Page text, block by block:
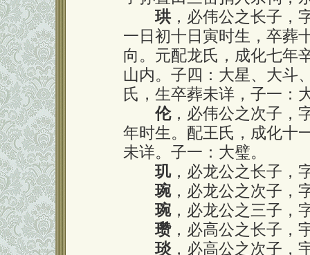
珙，必伟公之长子，
一日初十日寅时生，卒葬
向。元配龙氏，成化七年
山内。子四：大星、大斗
氏，生卒葬未详，子一：
伦，必伟公之次子，
年时生。配王氏，成化十
未详。子一：大璧。
玑，必龙公之长子，
琬，必龙公之次子，
琬，必龙公之三子，
瓒，必高公之长子，
琰，必高公之次子，